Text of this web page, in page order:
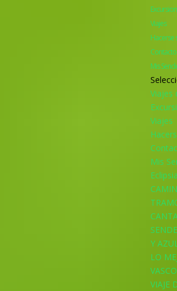
Viajes
Hacerse
Contacto
Mis
Viajes
Viajes
Mis
Y
LO
VASCO
VIAJE